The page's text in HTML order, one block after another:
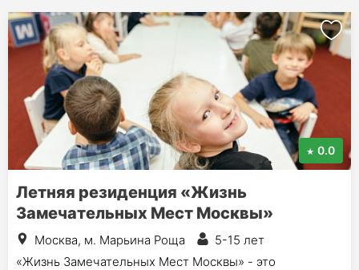
0.0
Летняя резиденция «Жизнь
Замечательных Мест Москвы»
Москва, м. Марьина Роща
5-15 лет
«Жизнь Замечательных Мест Москвы» - это